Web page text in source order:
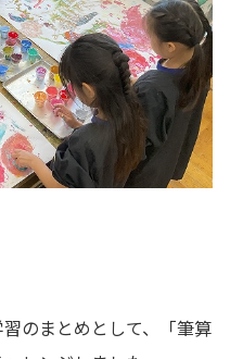
のまとめとして、「筆算